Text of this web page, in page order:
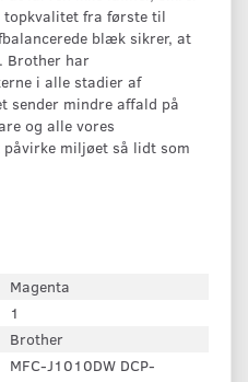
fra første til
blæk sikrer, at
Brother har
i alle stadier af
sender mindre affald på
og alle vores
miljøet så lidt som
Magenta
1
Brother
MFC-J1010DW DCP-